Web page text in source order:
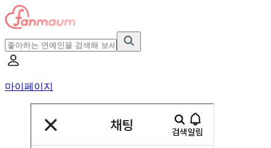
마이페이지